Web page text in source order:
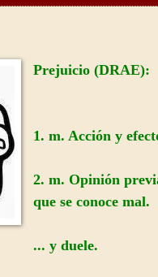
Prejuicio (DRAE):
1. m. Acción y
2. m. Opinión
que se conoce mal.
... y duele.